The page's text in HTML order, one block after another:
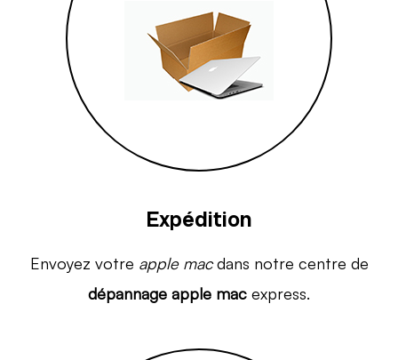
Expédition
Envoyez votre apple macdans notre centre de
dépannage apple mac express.